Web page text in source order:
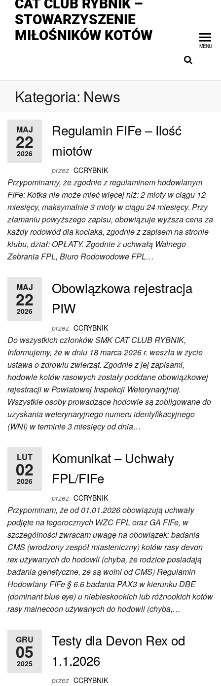
CAT CLUB RYBNIK –
STOWARZYSZENIE
MIŁOŚNIKÓW KOTÓW
MENU
Kategoria: News
MAJ
22
2026
Regulamin FIFe – Ilość
miotów
przez CCRYBNIK
Przypominamy, że zgodnie z regulaminem hodowlanym
FIFe: Kotka nie może mieć więcej niż: 2 mioty w ciągu 12
miesięcy, maksymalnie 3 mioty w ciągu 24 miesięcy. Przy
złamaniu powyższego zapisu, obowiązuje wyższa cena za
każdy rodowód dla kociaka, zgodnie z zapisem na stronie
klubu, dział: OPŁATY. Zgodnie z uchwałą Walnego
Zebrania FPL, Biuro Rodowodowe FPL…
MAJ
22
2026
Obowiązkowa rejestracja
PIW
przez CCRYBNIK
Do wszystkich członków SMK CAT CLUB RYBNIK,
Informujemy, że w dniu 18 marca 2026 r. weszła w życie
ustawa o zdrowiu zwierząt. Zgodnie z jej zapisami,
hodowle kotów rasowych zostały poddane obowiązkowej
rejestracji w Powiatowej Inspekcji Weterynaryjnej.
Wszystkie osoby prowadzące hodowle są zobligowane do
uzyskania weterynaryjnego numeru identyfikacyjnego
(WNI) w terminie 3 miesięcy od dnia…
LUT
02
2026
Komunikat – Uchwały
FPL/FIFe
przez CCRYBNIK
Przypominam, że od 01.01.2026 obowiązują uchwały
podjęte na tegorocznych WZC FPL oraz GA FIFe, w
szczególności zwracam uwagę na obowiązek: badania
CMS (wrodzony zespół miasteniczny) kotów rasy devon
rex używanych do hodowli (chyba, że rodzice posiadają
badania genetyczne, ze są wolni od CMS) Regulamin
Hodowlany FIFe § 6.6 badania PAX3 w kierunku DBE
(dominant blue eye) u niebieskookich lub różnookich kotów
rasy mainecoon używanych do hodowli (chyba,…
GRU
05
2025
Testy dla Devon Rex od
1.1.2026
przez CCRYBNIK